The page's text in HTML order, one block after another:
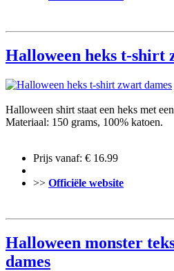
Halloween heks t-shirt
Halloween shirt staat een heks met
Materiaal: 150 grams, 100% katoen.
Prijs vanaf: € 16.99
>> Officiële website
Halloween monster
dames